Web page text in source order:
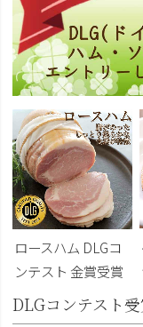
ロースハム DLGコ
ンテスト 金賞受賞
DLGコンテスト